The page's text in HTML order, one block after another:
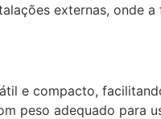
externas, onde
e compacto,
peso adequado para